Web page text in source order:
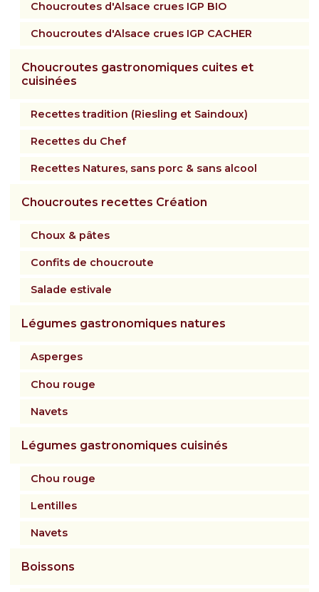
Choucroutes d'Alsace crues IGP BIO
Choucroutes d'Alsace crues IGP CACHER
Choucroutes gastronomiques cuites et
cuisinées
Recettes tradition (Riesling et Saindoux)
Recettes du Chef
Recettes Natures, sans porc & sans alcool
Choucroutes recettes Création
Choux & pâtes
Confits de choucroute
Salade estivale
Légumes gastronomiques natures
Asperges
Chou rouge
Navets
Légumes gastronomiques cuisinés
Chou rouge
Lentilles
Navets
Boissons